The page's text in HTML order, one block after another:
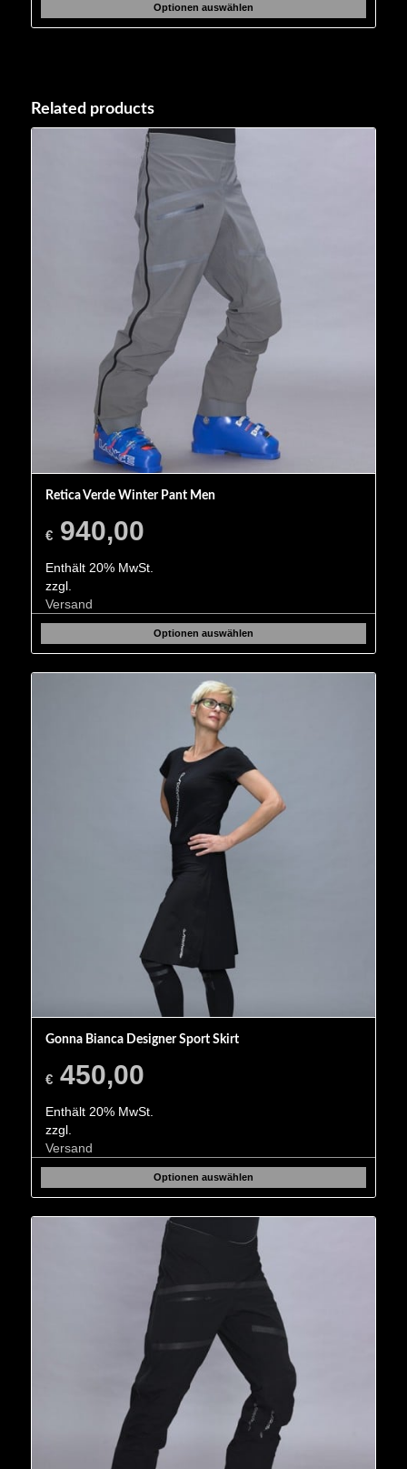
Optionen auswählen
Related products
Retica Verde Winter Pant Men
€940,00
Enthält 20% MwSt.
zzgl.
Versand
Optionen auswählen
Gonna Bianca Designer Sport Skirt
€450,00
Enthält 20% MwSt.
zzgl.
Versand
Optionen auswählen